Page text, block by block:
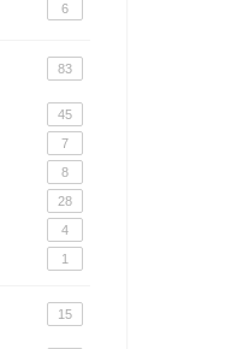
6
83
45
7
8
28
4
1
15